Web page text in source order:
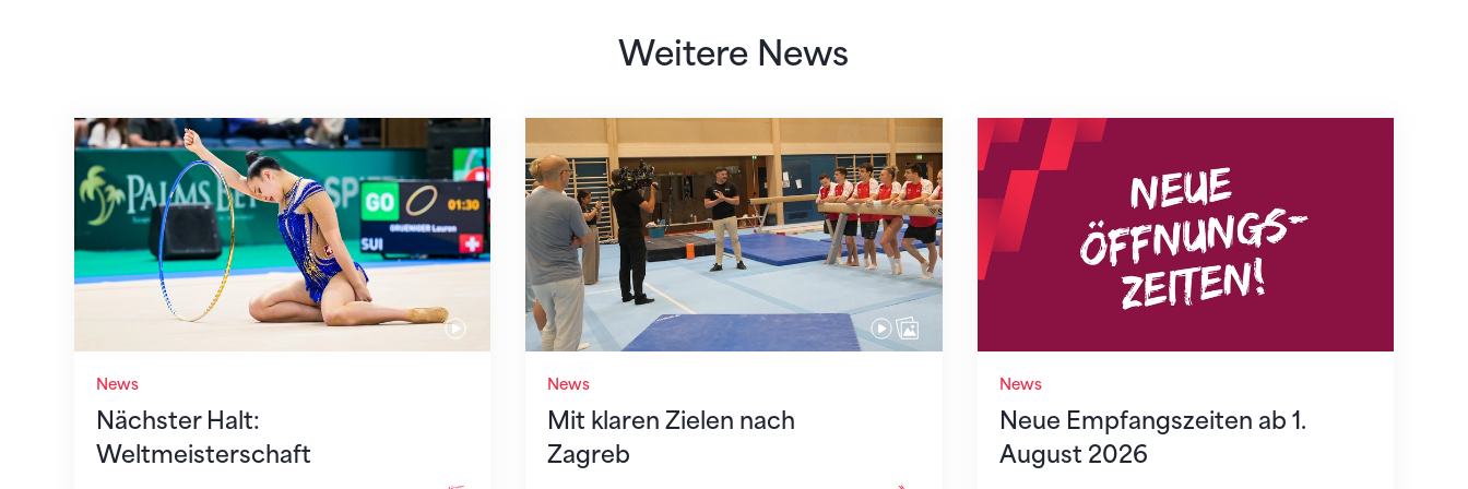
Weitere News
News
Nächster Halt:
Weltmeisterschaft
Nächster Halt: Weltmeisterschaft
News
Mit klaren Zielen nach
Zagreb
Mit klaren Zielen nach Zagreb
News
Neue Empfangszeiten ab 1.
August 2026
Neue Empfangszeiten ab 1. August 2026